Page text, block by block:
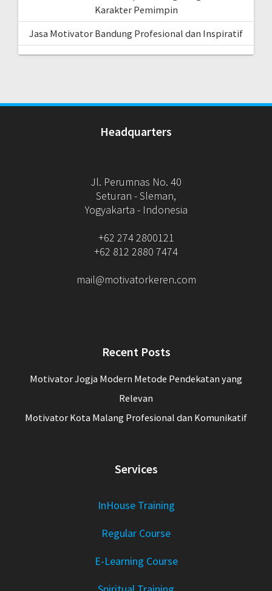
Karakter Pemimpin
Jasa Motivator Bandung Profesional dan Inspiratif
Headquarters
Jl. Perumnas No. 40
Seturan - Sleman,
Yogyakarta - Indonesia
+62 274 2800121
+62 812 2880 7474
mail@motivatorkeren.com
Recent Posts
Motivator Jogja Modern Metode Pendekatan yang
Relevan
Motivator Kota Malang Profesional dan Komunikatif
Services
InHouse Training
Regular Course
E-Learning Course